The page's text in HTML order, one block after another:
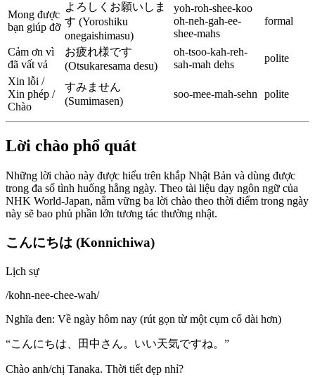
Mong được
bạn giúp đỡ
よろしくお願いしま
す (Yoroshiku
onegaishimasu)
yoh-roh-shee-koo
oh-neh-gah-ee-
shee-mahs
formal
Cảm ơn vì
đã vất vả
お疲れ様です
(Otsukaresama desu)
oh-tsoo-kah-reh-
sah-mah dehs
polite
Xin lỗi /
Xin phép /
Chào
すみません
(Sumimasen)
soo-mee-mah-sehn polite
Lời chào phổ quát
Những lời chào này được hiểu trên khắp Nhật Bản và dùng được
trong đa số tình huống hằng ngày. Theo tài liệu dạy ngôn ngữ của
NHK World-Japan, nắm vững ba lời chào theo thời điểm trong ngày
này sẽ bao phủ phần lớn tương tác thường nhật.
こんにちは (Konnichiwa)
Lịch sự
/kohn-nee-chee-wah/
Nghĩa đen: Về ngày hôm nay (rút gọn từ một cụm cổ dài hơn)
“こんにちは、田中さん。いい天気ですね。 ”
Chào anh/chị Tanaka. Thời tiết đẹp nhỉ?